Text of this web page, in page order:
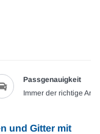
Passgenauigkeit
Immer der richtige
und Gitter mit